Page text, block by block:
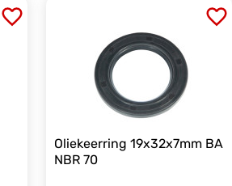
Oliekeerring 19x32x7mm BA
NBR 70